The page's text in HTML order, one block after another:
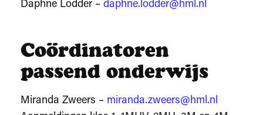
Daphne Lodder – daphne.lodder@hml.nl
Coördinatoren
passend onderwijs
Miranda Zweers – miranda.zweers@hml.nl